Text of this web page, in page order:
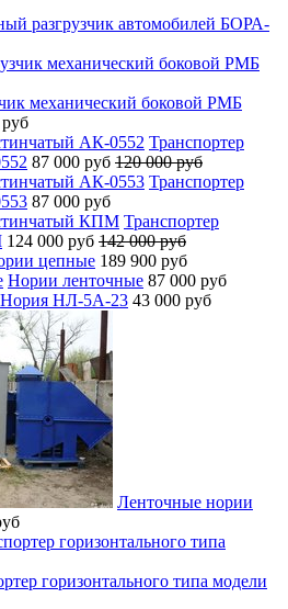
разгрузчик автомобилей БОРА-
механический боковой РМБ
Транспортер
87 000 руб 120 000 руб
Транспортер
87 000 руб
Транспортер
124 000 руб 142 000 руб
цепные 189 900 руб
Нории ленточные 87 000 руб
Нория НЛ-5А-23 43 000 руб
Ленточные нории
горизонтального типа модели